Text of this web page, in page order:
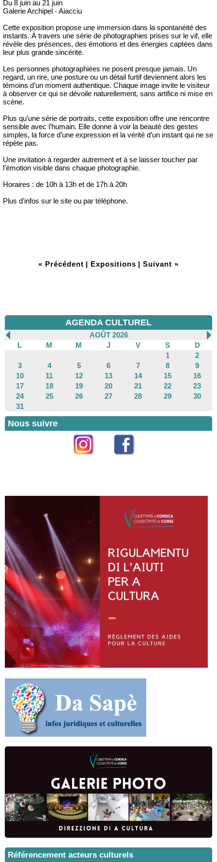
Du 8 juin au 21 juin
Galerie Archipel - Aiacciu
Cette exposition propose une immersion dans la spontanéité des
instants. À travers une série de photographies prises sur le vif, elle
révèle des présences, des émotions et des énergies captées dans
leur plus grande sincérité.
Les personnes photographiées ne posent presque jamais. Un
regard, un rire, une posture ou un détail furtif deviennent alors les
témoins d’un moment authentique. Chaque image invite le visiteur
à observer ce qui se dévoile naturellement, sans artifice ni mise en
scène.
Plus qu’une série de portraits, cette exposition offre une rencontre
sensible avec l’humain. Elle donne à voir la beauté des gestes
simples, la force d’une expression et la vérité d’un instant qui ne se
répète pas.
Une invitation à regarder autrement et à se laisser toucher par
l’émotion visible dans chaque photographie.
Horaires : de 10h à 13h et de 17h à 20h
Plus d'infos sur le site ou par téléphone.
« Précédent | Expositions | Suivant »
AGENDA CULTUREL
AOÛT 2026
L
M M J V S
D
1
2
3
4 5 6 7 8
9
10
11 12 13 14 15
16
17
18 19 20 21 22
23
24
25 26 27 28 29
30
31
Nous suivre
Référencement acteurs culturels